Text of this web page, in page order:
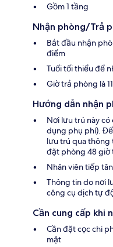
Gồm 1 tầng
Nhận phòng/Trả
Bắt đầu nhận
điểm
Tuổi tối thiểu để
Giờ trả phòng là
Hướng dẫn nhận
Nơi lưu trú này có
dụng phụ phí).
lưu trú qua thông
đặt phòng 48 giờ
Nhân viên tiếp
Thông tin do nơi
công cụ dịch tự
Cần cung cấp khi
Cần đặt cọc chi
mặt